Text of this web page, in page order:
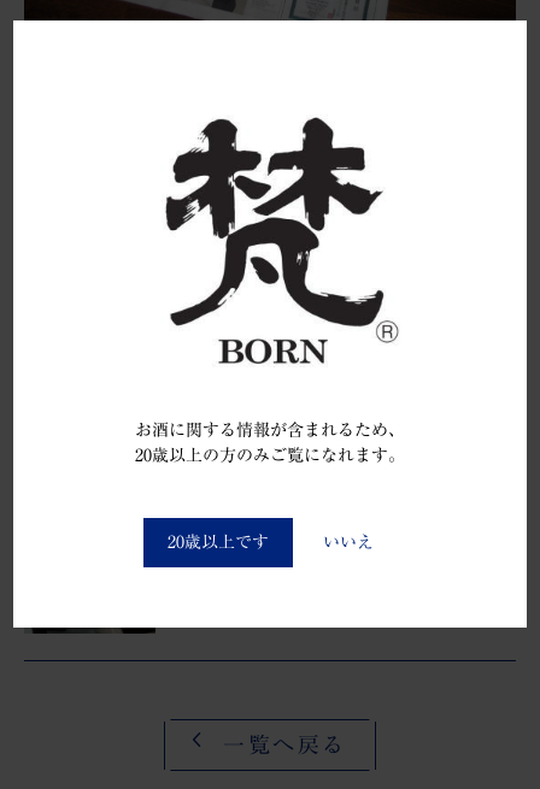
お酒に関する情報が含まれるため、
20歳以上の方のみご覧になれます。
20歳以上です いいえ
に、当蔵の紹介記事が掲載されました。
【紹介動画】IWC2010_チャンピオ
ン・サケ授賞式
平成30年醸造年度の新米新酒の初搾
りが開始さ…
一覧へ戻る